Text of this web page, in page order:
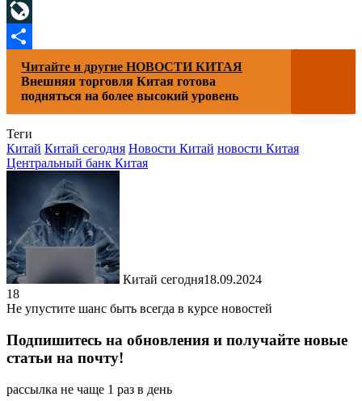
Mail.Ru
LiveJournal
Отправить
Читайте и другие НОВОСТИ КИТАЯ
Внешняя торговля Китая готова
подняться на более высокий уровень
Теги
Китай Китай сегодня Новости Китай новости Китая
Центральный банк Китая
Китай сегодня18.09.2024
18
Не упустите шанс быть всегда в курсе новостей
Подпишитесь на обновления и получайте новые
статьи на почту!
рассылка не чаще 1 раз в день